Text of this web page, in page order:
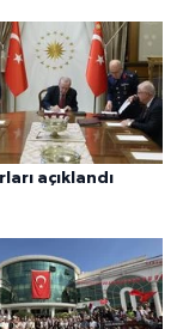
açıklandı